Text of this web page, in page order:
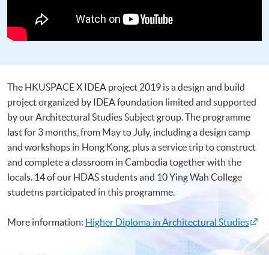
The HKUSPACE X IDEA project 2019 is a design and build
project organized by IDEA foundation limited and supported
by our Architectural Studies Subject group. The programme
last for 3 months, from May to July, including a design camp
and workshops in Hong Kong, plus a service trip to construct
and complete a classroom in Cambodia together with the
locals. 14 of our HDAS students and 10 Ying Wah College
studetns participated in this programme.
More information: Higher Diploma in Architectural Studies